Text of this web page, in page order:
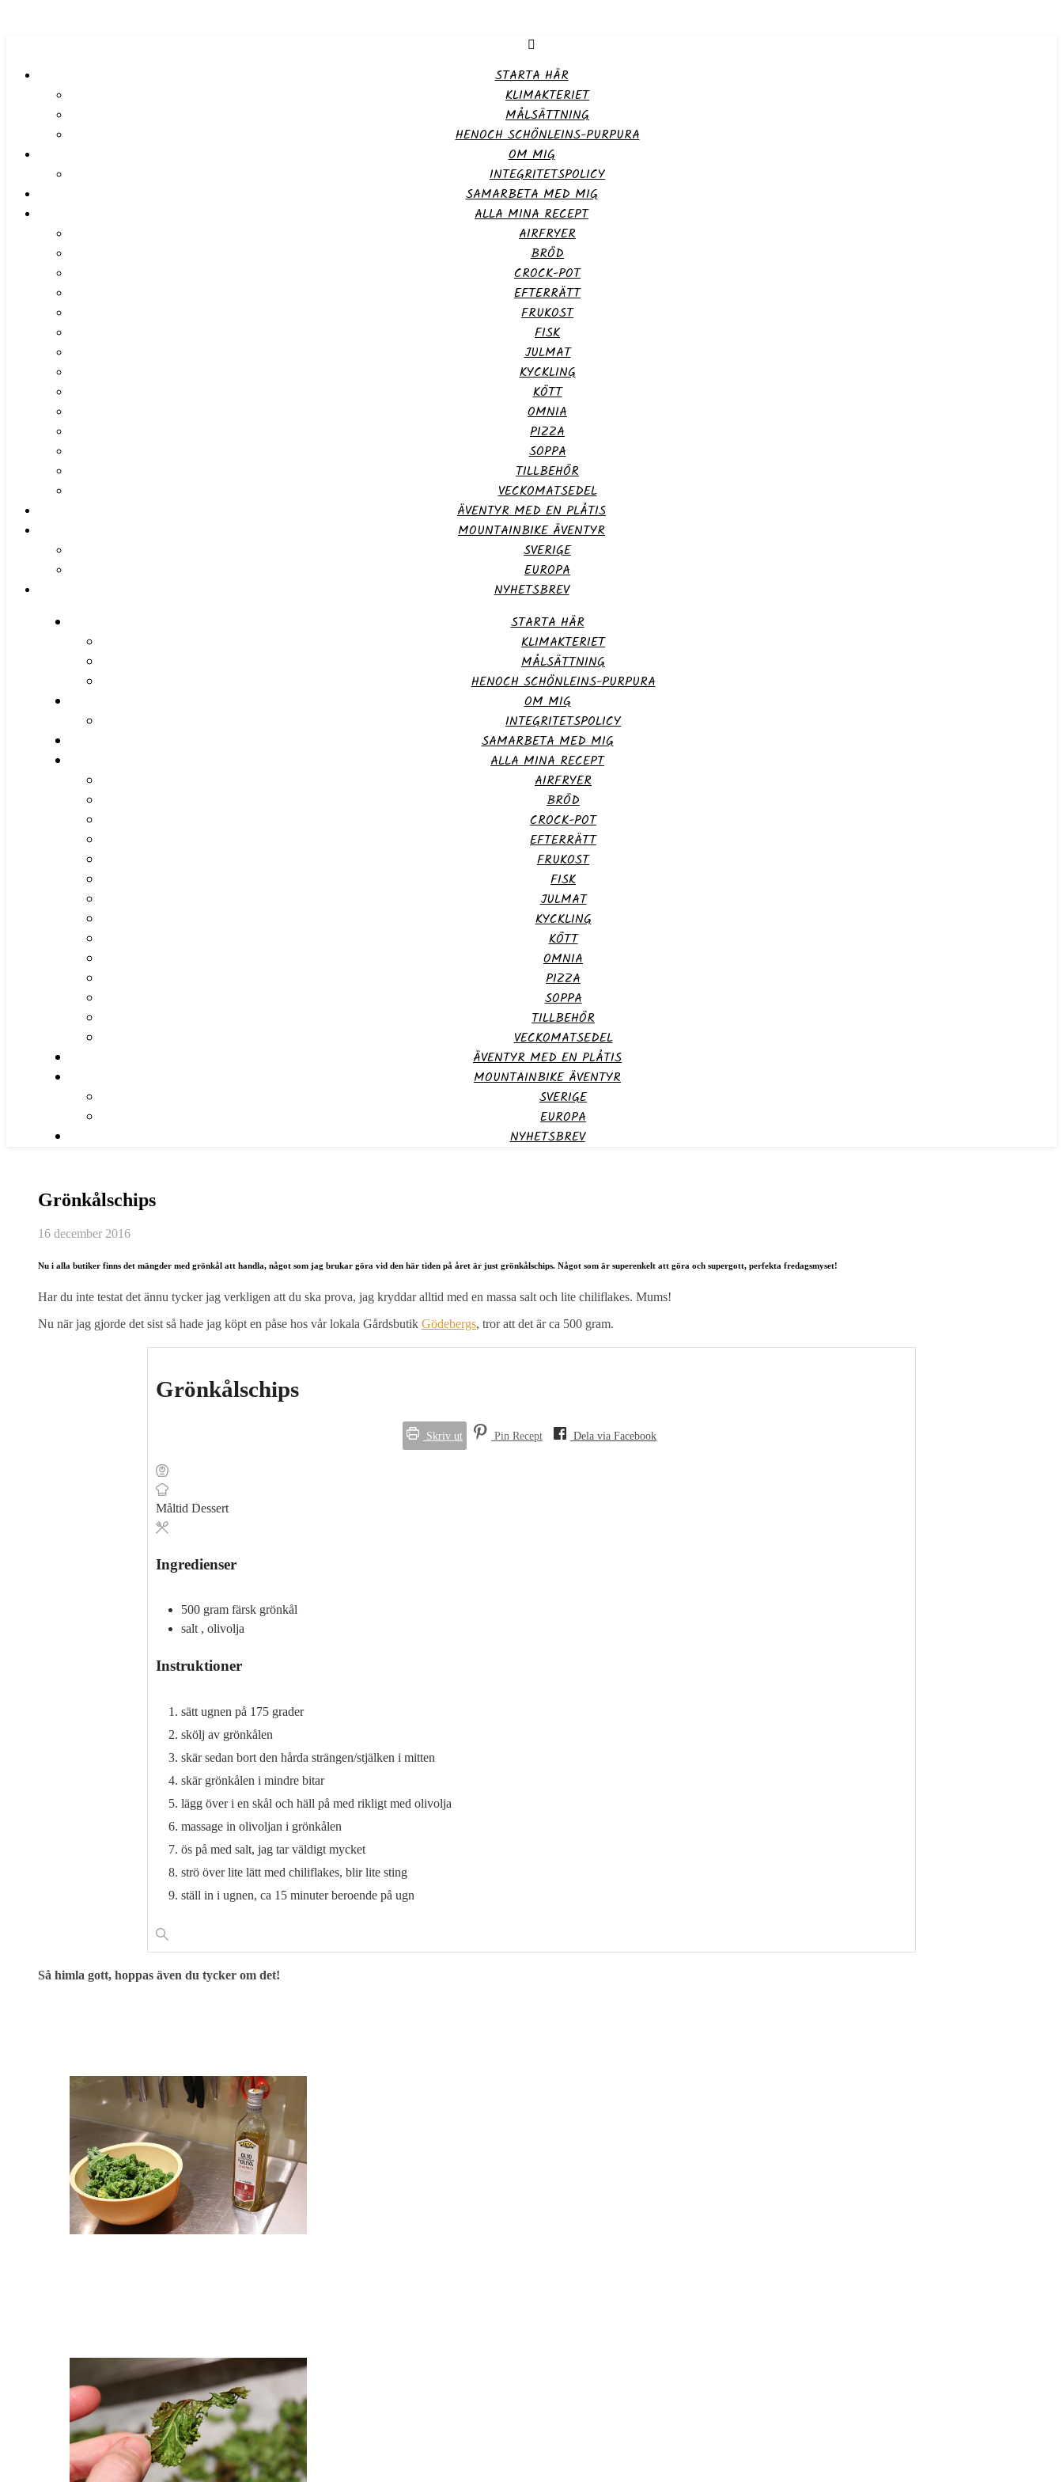
STARTA HÄR
KLIMAKTERIET
MÅLSÄTTNING
HENOCH SCHÖNLEINS-PURPURA
OM MIG
INTEGRITETSPOLICY
SAMARBETA MED MIG
ALLA MINA RECEPT
AIRFRYER
BRÖD
CROCK-POT
EFTERRÄTT
FRUKOST
FISK
JULMAT
KYCKLING
KÖTT
OMNIA
PIZZA
SOPPA
TILLBEHÖR
VECKOMATSEDEL
ÄVENTYR MED EN PLÅTIS
MOUNTAINBIKE ÄVENTYR
SVERIGE
EUROPA
NYHETSBREV
STARTA HÄR
KLIMAKTERIET
MÅLSÄTTNING
HENOCH SCHÖNLEINS-PURPURA
OM MIG
INTEGRITETSPOLICY
SAMARBETA MED MIG
ALLA MINA RECEPT
AIRFRYER
BRÖD
CROCK-POT
EFTERRÄTT
FRUKOST
FISK
JULMAT
KYCKLING
KÖTT
OMNIA
PIZZA
SOPPA
TILLBEHÖR
VECKOMATSEDEL
ÄVENTYR MED EN PLÅTIS
MOUNTAINBIKE ÄVENTYR
SVERIGE
EUROPA
NYHETSBREV
Grönkålschips
16 december 2016
Nu i alla butiker finns det mängder med grönkål att handla, något som jag brukar göra vid den här tiden på året är just grönkålschips. Något som är superenkelt att göra och supergott, perfekta fredagsmyset!
Har du inte testat det ännu tycker jag verkligen att du ska prova, jag kryddar alltid med en massa salt och lite chiliflakes. Mums!
Nu när jag gjorde det sist så hade jag köpt en påse hos vår lokala Gårdsbutik Gödebergs, tror att det är ca 500 gram.
Grönkålschips
Skriv ut Pin Recept Dela via Facebook
Måltid Dessert
Ingredienser
500 gram färsk grönkål
salt , olivolja
Instruktioner
sätt ugnen på 175 grader
skölj av grönkålen
skär sedan bort den hårda strängen/stjälken i mitten
skär grönkålen i mindre bitar
lägg över i en skål och häll på med rikligt med olivolja
massage in olivoljan i grönkålen
ös på med salt, jag tar väldigt mycket
strö över lite lätt med chiliflakes, blir lite sting
ställ in i ugnen, ca 15 minuter beroende på ugn
Så himla gott, hoppas även du tycker om det!